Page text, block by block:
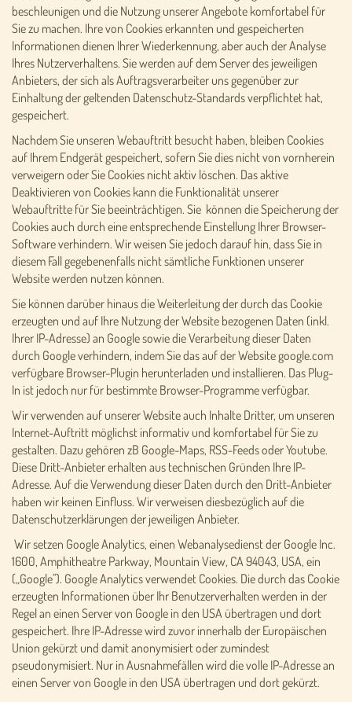
beschleunigen und die Nutzung unserer Angebote komfortabel für
Sie zu machen. Ihre von Cookies erkannten und gespeicherten
Informationen dienen Ihrer Wiederkennung, aber auch der Analyse
Ihres Nutzerverhaltens. Sie werden auf dem Server des jeweiligen
Anbieters, der sich als Auftragsverarbeiter uns gegenüber zur
Einhaltung der geltenden Datenschutz-Standards verpflichtet hat,
gespeichert.
Nachdem Sie unseren Webauftritt besucht haben, bleiben Cookies
auf Ihrem Endgerät gespeichert, sofern Sie dies nicht von vornherein
verweigern oder Sie Cookies nicht aktiv löschen. Das aktive
Deaktivieren von Cookies kann die Funktionalität unserer
Webauftritte für Sie beeinträchtigen. Sie können die Speicherung der
Cookies auch durch eine entsprechende Einstellung Ihrer Browser-
Software verhindern. Wir weisen Sie jedoch darauf hin, dass Sie in
diesem Fall gegebenenfalls nicht sämtliche Funktionen unserer
Website werden nutzen können.
Sie können darüber hinaus die Weiterleitung der durch das Cookie
erzeugten und auf Ihre Nutzung der Website bezogenen Daten (inkl.
Ihrer IP-Adresse) an Google sowie die Verarbeitung dieser Daten
durch Google verhindern, indem Sie das auf der Website google.com
verfügbare Browser-Plugin herunterladen und installieren. Das Plug-
In ist jedoch nur für bestimmte Browser-Programme verfügbar.
Wir verwenden auf unserer Website auch Inhalte Dritter, um unseren
Internet-Auftritt möglichst informativ und komfortabel für Sie zu
gestalten. Dazu gehören zB Google-Maps, RSS-Feeds oder Youtube.
Diese Dritt-Anbieter erhalten aus technischen Gründen Ihre IP-
Adresse. Auf die Verwendung dieser Daten durch den Dritt-Anbieter
haben wir keinen Einfluss. Wir verweisen diesbezüglich auf die
Datenschutzerklärungen der jeweiligen Anbieter.
Wir setzen Google Analytics, einen Webanalysedienst der Google Inc.
1600, Amphitheatre Parkway, Mountain View, CA 94043, USA, ein
(„Google"). Google Analytics verwendet Cookies. Die durch das Cookie
erzeugten Informationen über Ihr Benutzerverhalten werden in der
Regel an einen Server von Google in den USA übertragen und dort
gespeichert. Ihre IP-Adresse wird zuvor innerhalb der Europäischen
Union gekürzt und damit anonymisiert oder zumindest
pseudonymisiert. Nur in Ausnahmefällen wird die volle IP-Adresse an
einen Server von Google in den USA übertragen und dort gekürzt.